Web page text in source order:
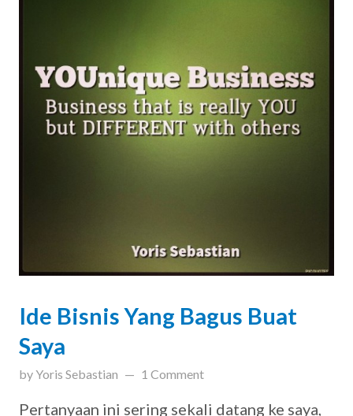
Ide Bisnis Yang Bagus Buat
Saya
by Yoris Sebastian updated onApril 24, 2019
1 Comment
Pertanyaan ini sering sekali datang ke saya,